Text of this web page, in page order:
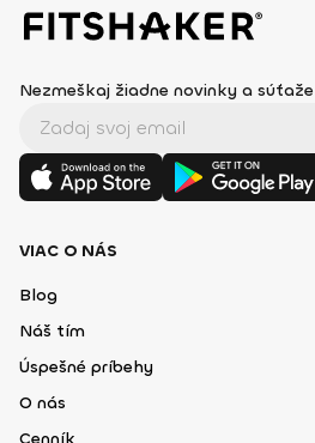
Nezmeškaj žiadne novinky a súťaže
VIAC O NÁS
Blog
Náš tím
Úspešné príbehy
O nás